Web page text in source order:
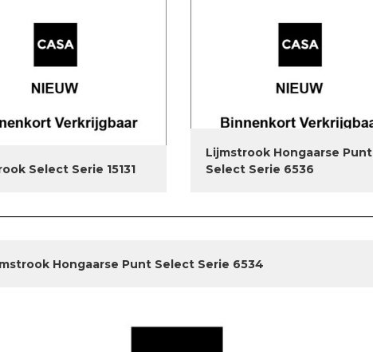
Select Serie 15131
Lijmstrook Hongaarse Punt
Select Serie 6536
Hongaarse Punt Select Serie 6534